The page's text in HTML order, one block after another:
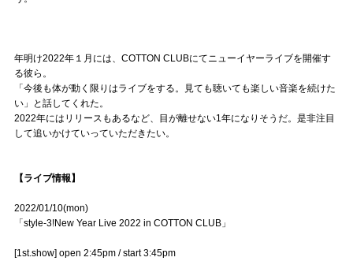
年明け2022年１月には、COTTON CLUBにてニューイヤーライブを開催す
る彼ら。
「今後も体が動く限りはライブをする。見ても聴いても楽しい音楽を続けた
い」と話してくれた。
2022年にはリリースもあるなど、目が離せない1年になりそうだ。是非注目
して追いかけていっていただきたい。
【ライブ情報】
2022/01/10(mon)
「style-3!New Year Live 2022 in COTTON CLUB」
[1st.show] open 2:45pm / start 3:45pm